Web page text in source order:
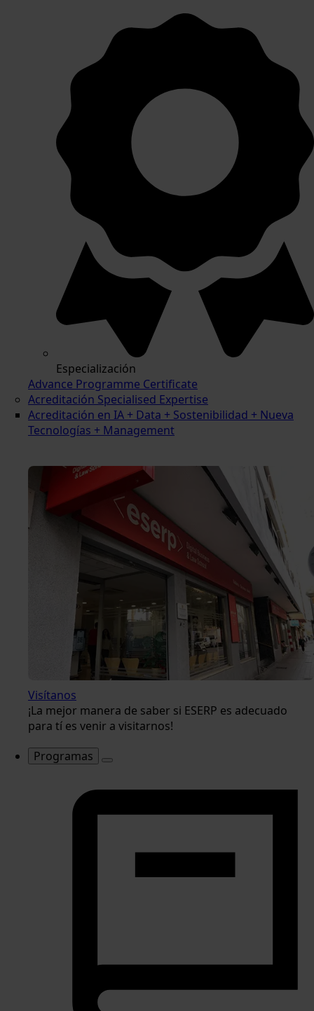
Especialización
Advance Programme Certificate
Acreditación Specialised Expertise
Acreditación en IA + Data + Sostenibilidad + Nueva
Tecnologías + Management
Visítanos
¡La mejor manera de saber si ESERP es adecuado
para tí es venir a visitarnos!
Programas